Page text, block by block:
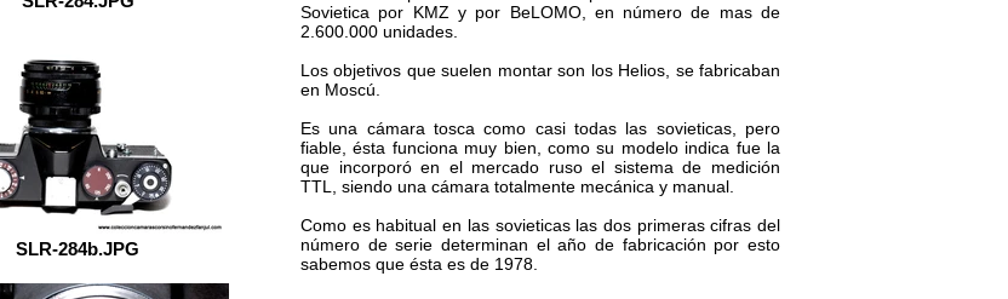
SLR-284b.JPG
Sovietica por KMZ y por BeLOMO, en número de mas de
2.600.000 unidades.
Los objetivos que suelen montar son los Helios, se fabricaban
en Moscú.
Es una cámara tosca como casi todas las sovieticas, pero
fiable, ésta funciona muy bien, como su modelo indica fue la
que incorporó en el mercado ruso el sistema de medición
TTL, siendo una cámara totalmente mecánica y manual.
Como es habitual en las sovieticas las dos primeras cifras del
número de serie determinan el año de fabricación por esto
sabemos que ésta es de 1978.